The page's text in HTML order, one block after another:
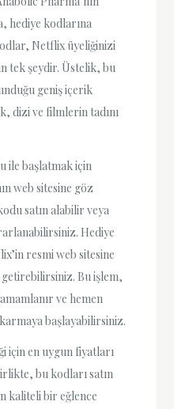
hediye kodlarına
Netflix üyeliğinizi
tek şeydir. Üstelik, bu
geniş içerik
dizi ve filmlerin tadını
ile başlatmak için
web sitesine göz
satın alabilir veya
Hediye
resmi web sitesine
Bu işlem,
ve hemen
başlayabilirsiniz.
için en uygun fiyatları
bu kodları satın
kaliteli bir eğlence